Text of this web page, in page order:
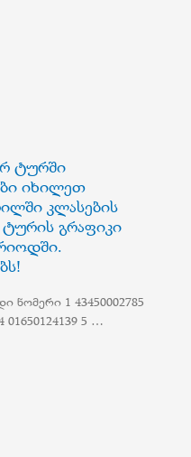
ტურში
იხილეთ
კლასების
გრაფიკი
ნომერი 1 43450002785
01650124139 5 …